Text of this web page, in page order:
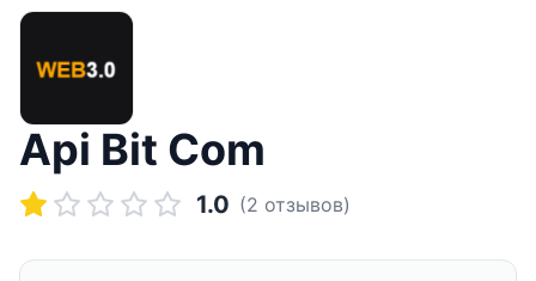
Api Bit Com
1.0 (2 отзывов)